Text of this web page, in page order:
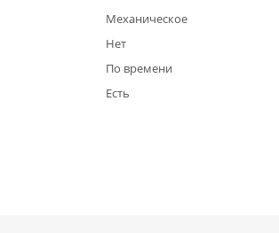
Механическое
Нет
По времени
Есть